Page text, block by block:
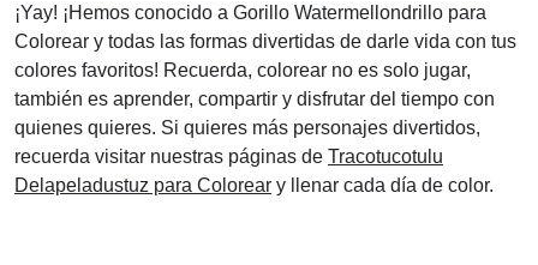
¡Yay! ¡Hemos conocido a Gorillo Watermellondrillo para
Colorear y todas las formas divertidas de darle vida con tus
colores favoritos! Recuerda, colorear no es solo jugar,
también es aprender, compartir y disfrutar del tiempo con
quienes quieres. Si quieres más personajes divertidos,
recuerda visitar nuestras páginas de Tracotucotulu
Delapeladustuz para Colorear y llenar cada día de color.